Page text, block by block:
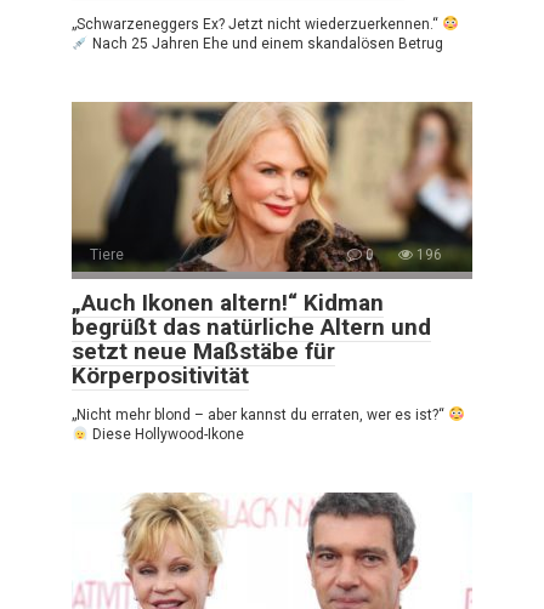
„Schwarzeneggers Ex? Jetzt nicht wiederzuerkennen.“
Nach 25 Jahren Ehe und einem skandalösen Betrug
Tiere 0 196
„Auch Ikonen altern!“ Kidman
begrüßt das natürliche Altern und
setzt neue Maßstäbe für
Körperpositivität
„Nicht mehr blond – aber kannst du erraten, wer es ist?“
Diese Hollywood-Ikone